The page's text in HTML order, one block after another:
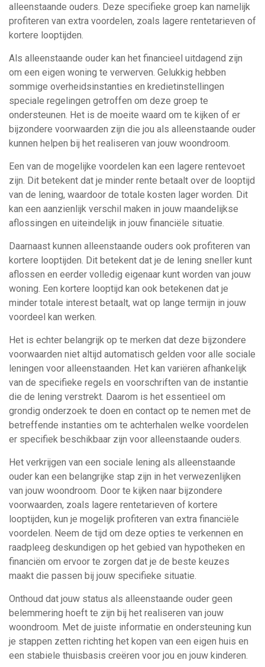
alleenstaande ouders. Deze specifieke groep kan namelijk
profiteren van extra voordelen, zoals lagere rentetarieven of
kortere looptijden.
Als alleenstaande ouder kan het financieel uitdagend zijn
om een eigen woning te verwerven. Gelukkig hebben
sommige overheidsinstanties en kredietinstellingen
speciale regelingen getroffen om deze groep te
ondersteunen. Het is de moeite waard om te kijken of er
bijzondere voorwaarden zijn die jou als alleenstaande ouder
kunnen helpen bij het realiseren van jouw woondroom.
Een van de mogelijke voordelen kan een lagere rentevoet
zijn. Dit betekent dat je minder rente betaalt over de looptijd
van de lening, waardoor de totale kosten lager worden. Dit
kan een aanzienlijk verschil maken in jouw maandelijkse
aflossingen en uiteindelijk in jouw financiële situatie.
Daarnaast kunnen alleenstaande ouders ook profiteren van
kortere looptijden. Dit betekent dat je de lening sneller kunt
aflossen en eerder volledig eigenaar kunt worden van jouw
woning. Een kortere looptijd kan ook betekenen dat je
minder totale interest betaalt, wat op lange termijn in jouw
voordeel kan werken.
Het is echter belangrijk op te merken dat deze bijzondere
voorwaarden niet altijd automatisch gelden voor alle sociale
leningen voor alleenstaanden. Het kan variëren afhankelijk
van de specifieke regels en voorschriften van de instantie
die de lening verstrekt. Daarom is het essentieel om
grondig onderzoek te doen en contact op te nemen met de
betreffende instanties om te achterhalen welke voordelen
er specifiek beschikbaar zijn voor alleenstaande ouders.
Het verkrijgen van een sociale lening als alleenstaande
ouder kan een belangrijke stap zijn in het verwezenlijken
van jouw woondroom. Door te kijken naar bijzondere
voorwaarden, zoals lagere rentetarieven of kortere
looptijden, kun je mogelijk profiteren van extra financiële
voordelen. Neem de tijd om deze opties te verkennen en
raadpleeg deskundigen op het gebied van hypotheken en
financiën om ervoor te zorgen dat je de beste keuzes
maakt die passen bij jouw specifieke situatie.
Onthoud dat jouw status als alleenstaande ouder geen
belemmering hoeft te zijn bij het realiseren van jouw
woondroom. Met de juiste informatie en ondersteuning kun
je stappen zetten richting het kopen van een eigen huis en
een stabiele thuisbasis creëren voor jou en jouw kinderen.